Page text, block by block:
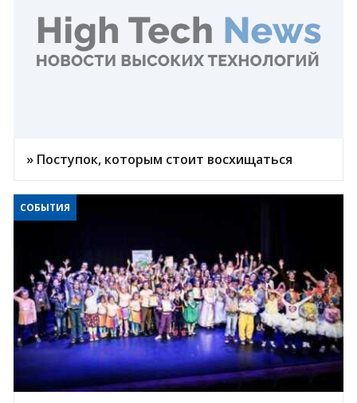
» Поступок, которым стоит восхищаться
СОБЫТИЯ